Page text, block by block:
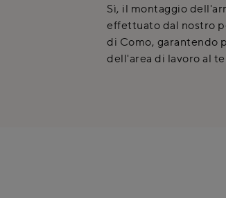
Sì, il montaggio
effettuato dal nostro
di Como, garantendo
dell'area di lavoro al